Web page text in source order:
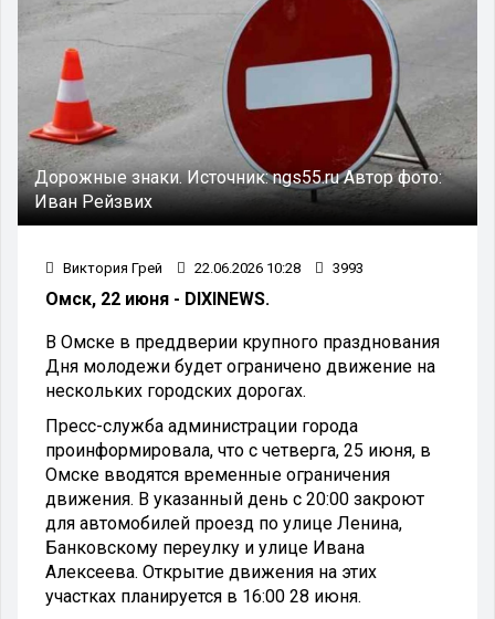
Дорожные знаки.Источник:ngs55.ruАвтор фото:
Иван Рейзвих
Виктория Грей 22.06.2026 10:28 3993
Омск, 22 июня - DIXINEWS.
В Омске в преддверии крупного празднования
Дня молодежи будет ограничено движение на
нескольких городских дорогах.
Пресс-служба администрации города
проинформировала, что с четверга, 25 июня, в
Омске вводятся временные ограничения
движения. В указанный день с 20:00 закроют
для автомобилей проезд по улице Ленина,
Банковскому переулку и улице Ивана
Алексеева. Открытие движения на этих
участках планируется в 16:00 28 июня.